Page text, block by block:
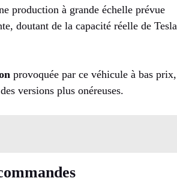
production à grande échelle prévue
doutant de la capacité réelle de Tesla
provoquée par ce véhicule à bas prix,
versions plus onéreuses.